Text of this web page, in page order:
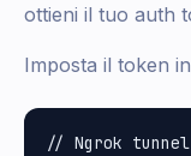
ottieni il tuo auth
Imposta il token in
// Ngrok